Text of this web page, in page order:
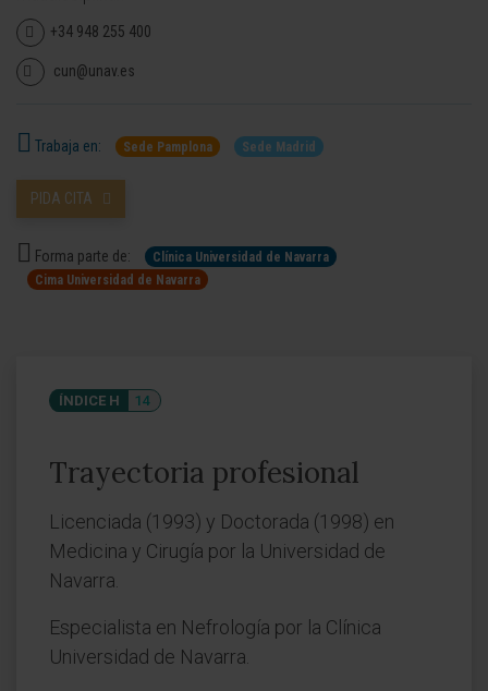
+34 948 255 400
cun@unav.es
Trabaja en: Sede Pamplona Sede Madrid
PIDA CITA
Forma parte de:
Clínica Universidad de Navarra
Cima Universidad de Navarra
ÍNDICE H 14
Trayectoria profesional
Licenciada (1993) y Doctorada (1998) en
Medicina y Cirugía por la Universidad de
Navarra.
Especialista en Nefrología por la Clínica
Universidad de Navarra.